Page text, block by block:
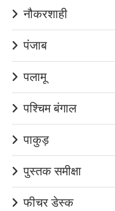
नौकरशाही
पंजाब
पलामू
पश्चिम बंगाल
पाकुड़
पुस्तक समीक्षा
फीचर डेस्क